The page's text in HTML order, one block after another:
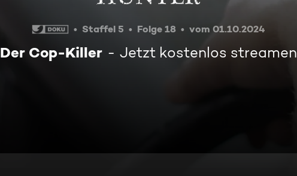
Staffel 5 Folge 18 vom 01.10.2024
Der Cop-Killer Jetzt kostenlos streamen